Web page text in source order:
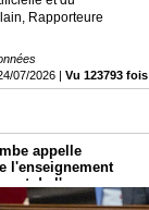
Rapporteure
07/2026 |Vu 123793 fois
appelle
l'enseignement
et de l'espace